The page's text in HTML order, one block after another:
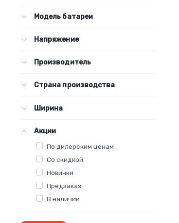
Модель батареи
Напряжение
Производитель
Страна производства
Ширина
Акции
По дилерским ценам
Со скидкой
Новинки
Предзаказ
В наличии